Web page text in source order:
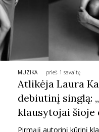
MUZIKA prieš 1 savaitę
Atlikėja Laura
debiutinį singlą:
klausytojai šioje
Pirmąjį autorinį kūrinį